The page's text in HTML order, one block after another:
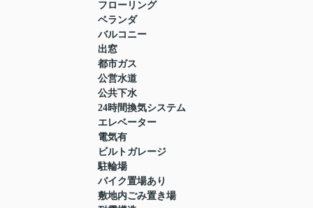
フローリング
ベランダ
バルコニー
出窓
都市ガス
公営水道
公共下水
24時間換気システム
エレベーター
電気有
ビルトガレージ
駐輪場
バイク置場あり
敷地内ごみ置き場